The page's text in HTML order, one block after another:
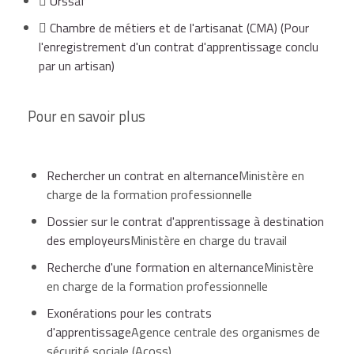
des accidents du travail et des maladies
professionnelles).
L'obligation de transmettre à la chambre consulaire la
fiche médicale d'aptitude délivrée par le médecin du
travail, au plus tard dans les 15 jours qui suivent
l'enregistrement du contrat, a été supprimée.
La visite médicale d'embauche reste obligatoire, dans
En ligne Sur place Par correspondance
Site internet :
https://www.alternance.emploi.gouv.fr/
jsp=plugins/GestionComptes/jsp/creation/creation-
Ministère en charge du travail
Chambre de métiers et de l'artisanat (CMA) (Pour
l'enregistrement d'un contrat d'apprentissage conclu
par un artisan)
Pour en savoir plus
Rechercher un contrat en alternanceMinistère en
charge de la formation professionnelle
Dossier sur le contrat d'apprentissage à destination
des employeursMinistère en charge du travail
Recherche d'une formation en alternanceMinistère
en charge de la formation professionnelle
Exonérations pour les contrats
d'apprentissageAgence centrale des organismes de